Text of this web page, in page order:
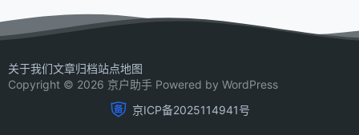
关于我们文章归档站点地图
Copyright © 2026 京户助手 Powered by WordPress
京ICP备2025114941号